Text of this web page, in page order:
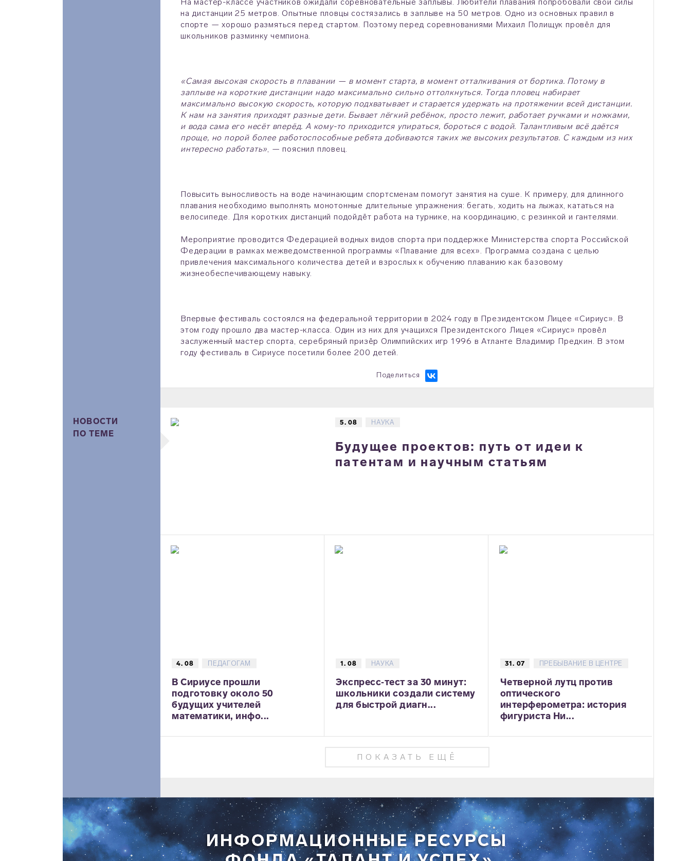
на дистанции 25 метров. Опытные пловцы состязались в заплыве на 50 метров. Одно из основных правил в
спорте — хорошо размяться перед стартом. Поэтому перед соревнованиями Михаил Полищук провёл для
школьников разминку чемпиона.
«Самая высокая скорость в плавании — в момент старта, в момент отталкивания от бортика. Потому в
заплыве на короткие дистанции надо максимально сильно оттолкнуться. Тогда пловец набирает
максимально высокую скорость, которую подхватывает и старается удержать на протяжении всей дистанции.
К нам на занятия приходят разные дети. Бывает лёгкий ребёнок, просто лежит, работает ручками и ножками,
и вода сама его несёт вперёд. А кому-то приходится упираться, бороться с водой. Талантливым всё даётся
проще, но порой более работоспособные ребята добиваются таких же высоких результатов. С каждым из них
интересно работать», — пояснил пловец.
Повысить выносливость на воде начинающим спортсменам помогут занятия на суше. К примеру, для длинного
плавания необходимо выполнять монотонные длительные упражнения: бегать, ходить на лыжах, кататься на
велосипеде. Для коротких дистанций подойдёт работа на турнике, на координацию, с резинкой и гантелями.
Мероприятие проводится Федерацией водных видов спорта при поддержке Министерства спорта Российской
Федерации в рамках межведомственной программы «Плавание для всех». Программа создана с целью
привлечения максимального количества детей и взрослых к обучению плаванию как базовому
жизнеобеспечивающему навыку.
Впервые фестиваль состоялся на федеральной территории в 2024 году в Президентском Лицее «Сириус». В
этом году прошло два мастер-класса. Один из них для учащихся Президентского Лицея «Сириус» провёл
заслуженный мастер спорта, серебряный призёр Олимпийских игр 1996 в Атланте Владимир Предкин. В этом
году фестиваль в Сириусе посетили более 200 детей.
Поделиться
НОВОСТИ
ПО ТЕМЕ
5. 08 НАУКА
Будущее проектов: путь от идеи к
патентам и научным статьям
4. 08 ПЕДАГОГАМ
В Сириусе прошли
подготовку около 50
будущих учителей
математики, инфо...
1. 08 НАУКА
Экспресс‑тест за 30 минут:
школьники создали систему
для быстрой диагн...
31. 07 ПРЕБЫВАНИЕ В ЦЕНТРЕ
Четверной лутц против
оптического
интерферометра: история
фигуриста Ни...
ПОКАЗАТЬ ЕЩЁ